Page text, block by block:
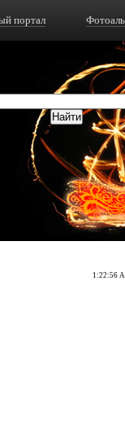
портал
1:22:56